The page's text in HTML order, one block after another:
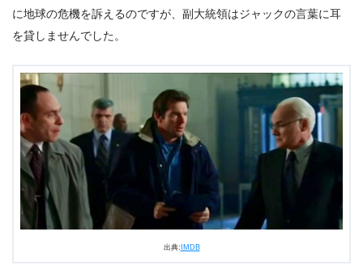
に地球の危機を訴えるのですが、副大統領はジャックの言葉に耳
を貸しませんでした。
出典: IMDB